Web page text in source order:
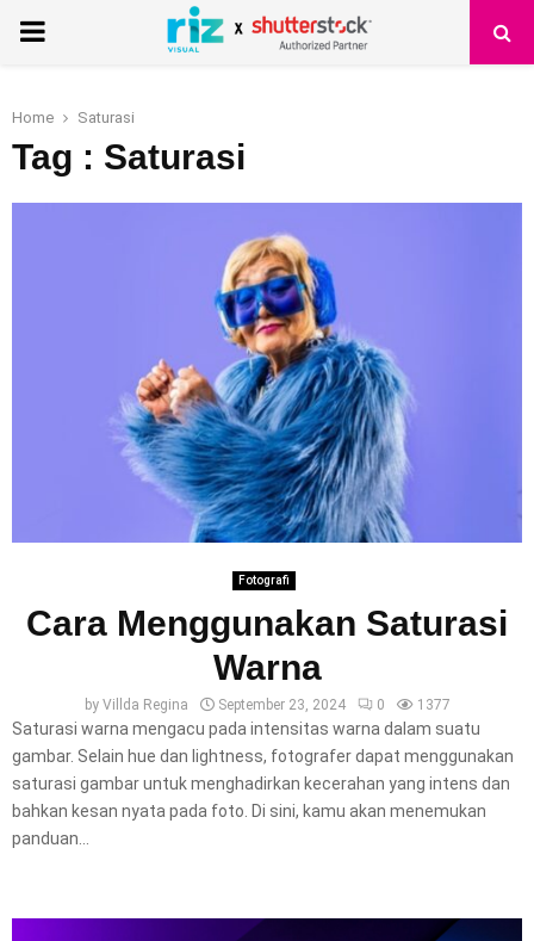
PRIMARY
Home Saturasi
Tag : Saturasi
Fotografi
Cara Menggunakan Saturasi
Warna
by Villda Regina September 23, 2024 0 1377
Saturasi warna mengacu pada intensitas warna dalam suatu
gambar. Selain hue dan lightness, fotografer dapat menggunakan
saturasi gambar untuk menghadirkan kecerahan yang intens dan
bahkan kesan nyata pada foto. Di sini, kamu akan menemukan
panduan...